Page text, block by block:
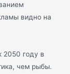
видно на
2050 году в
чем рыбы.